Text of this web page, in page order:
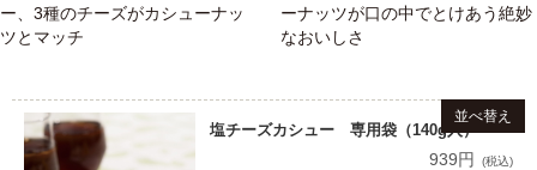
ー、3種のチーズがカシューナッ
ツとマッチ
ーナッツが口の中でとけあう絶妙
なおいしさ
並べ替え
塩チーズカシュー 専用袋（140g入）
939円 (税込)